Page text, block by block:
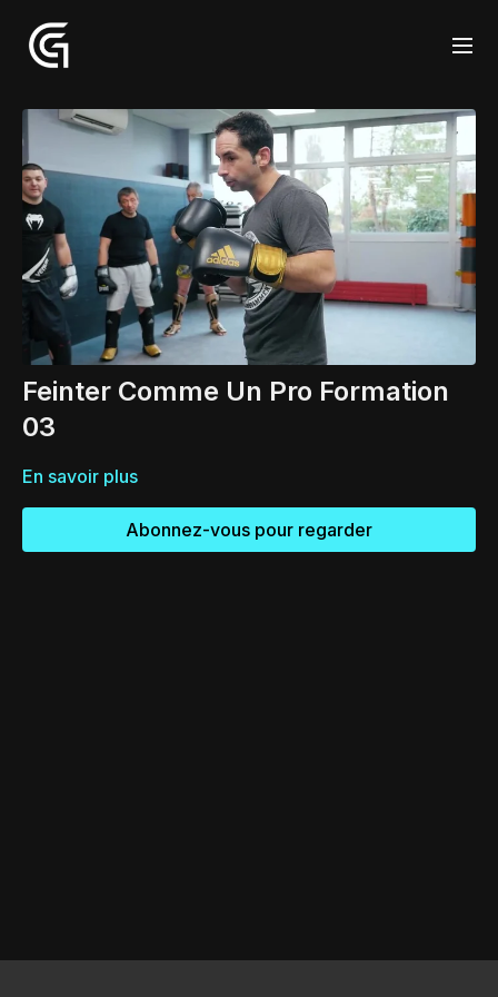
Feinter Comme Un Pro Formation
03
En savoir plus
Abonnez-vous pour regarder